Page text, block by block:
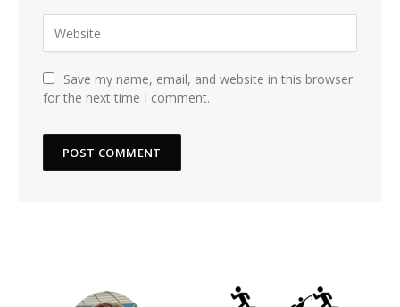
Save my name, email, and website in this browser
for the next time I comment.